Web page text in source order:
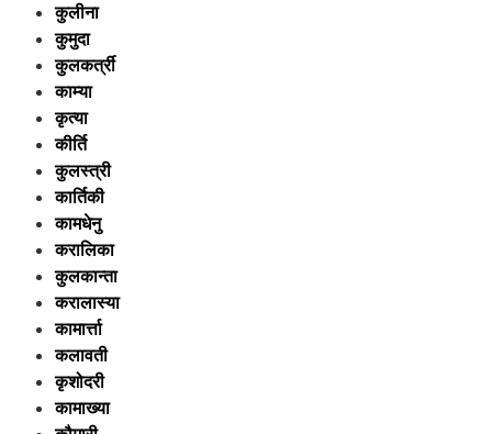
कुलीना
कुमुदा
कुलकर्त्री
काम्या
कृत्या
कीर्ति
कुलस्त्री
कार्तिकी
कामधेनु
करालिका
कुलकान्ता
करालास्या
कामार्त्ता
कलावती
कृशोदरी
कामाख्या